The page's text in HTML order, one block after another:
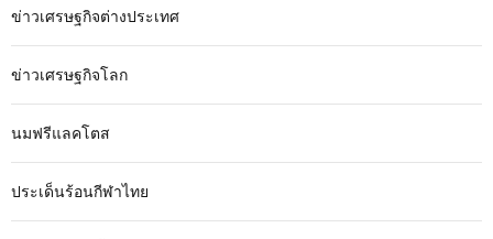
ข่าวเศรษฐกิจต่างประเทศ
ข่าวเศรษฐกิจโลก
นมฟรีแลคโตส
ประเด็นร้อนกีฬาไทย